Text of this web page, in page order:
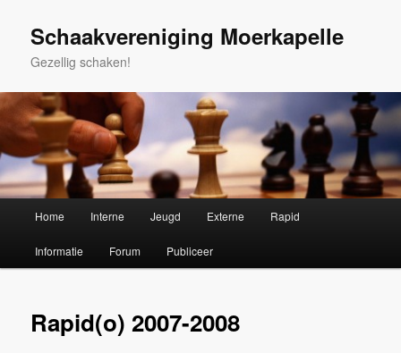
primaire
Schaakvereniging Moerkapelle
Gezellig schaken!
Home Interne Jeugd Externe Rapid
Informatie Forum Publiceer
Rapid(o) 2007-2008